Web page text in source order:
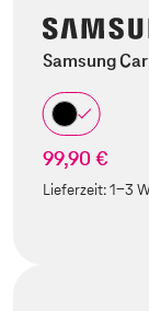
Samsung
99,90 €
Lieferzeit:1-3